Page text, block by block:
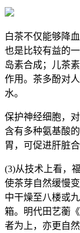
白茶不仅能够降
也是比较有益的
岛素合成；儿茶
作用。茶多酚对
水。
保护神经细胞，
含有多种氨基酸
胃，可促进肝脏
(3)从技术上看，
使茶芽自然缓慢
中干燥至八楼或
箱。明代田艺蘅
者为上，亦更自